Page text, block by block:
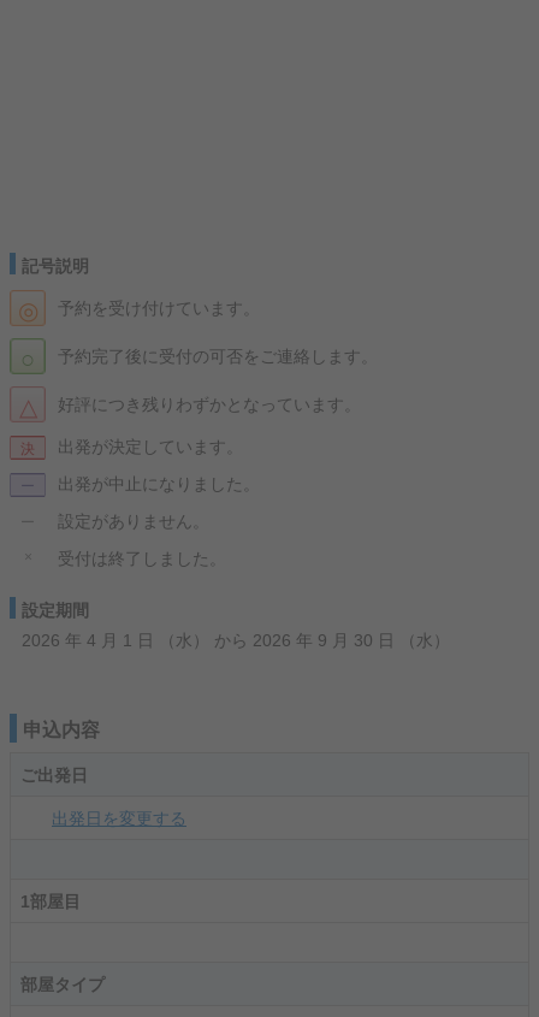
記号説明
◎ 予約を受け付けています。
決 出発が決定しています。
○ 予約完了後に受付の可否をご連絡します。
ー 出発が中止になりました。
△ 好評につき残りわずかとなっています。
ー 設定がありません。
× 受付は終了しました。
設定期間
2026 年 4 月 1 日 （水） から 2026 年 9 月 30 日 （水）
申込内容
ご出発日
出発日を変更する
1部屋目
部屋タイプ